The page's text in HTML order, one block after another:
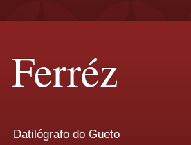
Ferréz
Datilógrafo do Gueto